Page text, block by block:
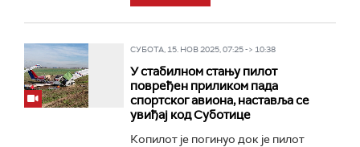
СУБОТА, 15. НОВ 2025, 07:25 -> 10:38
У стабилном стању пилот
повређен приликом пада
спортског авиона, наставља се
увиђај код Суботице
Копилот је погинуо док је пилот